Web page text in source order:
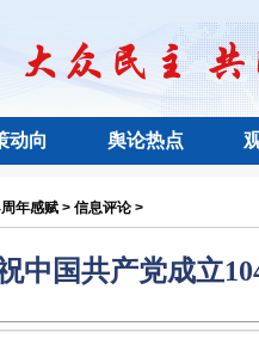
动向 舆论热点
年感赋 > 信息评论 >
中国共产党成立